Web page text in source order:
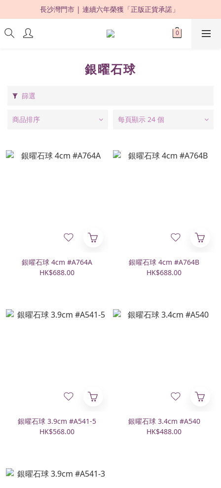
限時優惠：購買滿 HKD500，即享 88 折 !
長沙灣門市 | 連續六年榮獲「正版正貨承諾」
限時優惠：購買滿 HKD500，即享 88 折 !
銀曜石球
篩選
商品排序 每頁顯示 24 個
銀曜石球 4cm #A764A
HK$688.00
銀曜石球 4cm #A764B
HK$688.00
銀曜石球 3.9cm #A541-5
HK$568.00
銀曜石球 3.4cm #A540
HK$488.00